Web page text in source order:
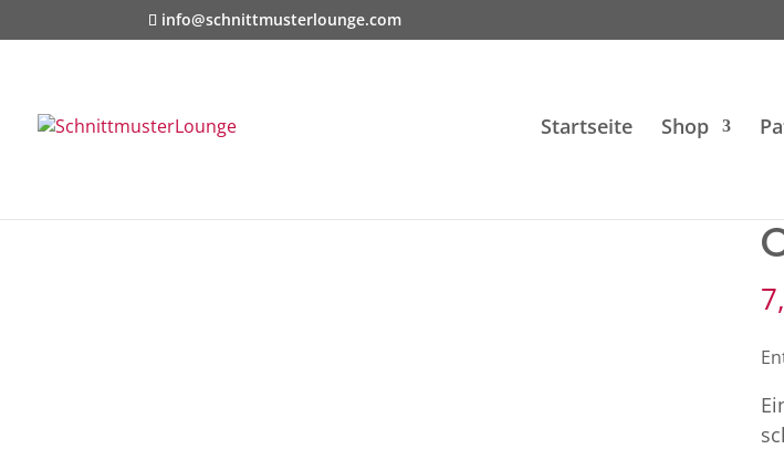
info@schnittmusterlounge.com
Startseite Shop